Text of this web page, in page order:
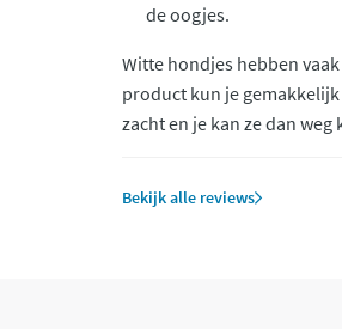
de oogjes.
Witte hondjes hebben
product kun je
zacht en je kan ze dan weg
Bekijk alle reviews